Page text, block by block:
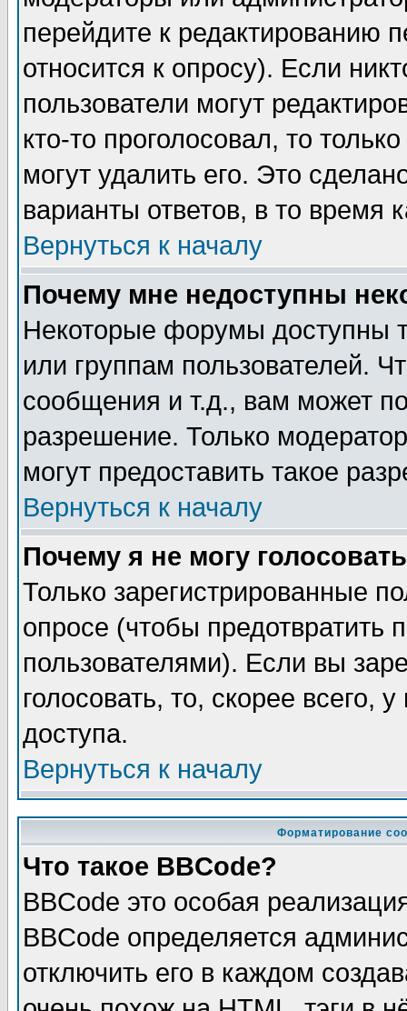
перейдите к редактированию
относится к опросу). Если
пользователи могут
кто-то проголосовал, то
могут удалить его. Это
варианты ответов, в то время
Вернуться к началу
Почему мне недоступны
Некоторые форумы доступны
или группам пользователей.
сообщения и т.д., вам может
разрешение. Только
могут предоставить такое
Вернуться к началу
Почему я не могу
Только зарегистрированные
опросе (чтобы предотвратить
пользователями). Если вы
голосовать, то, скорее всего,
доступа.
Вернуться к началу
Форматирование
Что такое BBCode?
BBCode это особая
BBCode определяется
отключить его в каждом